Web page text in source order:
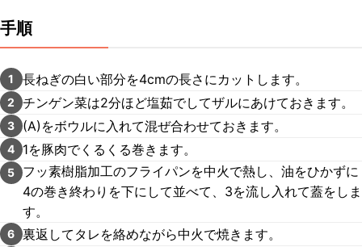
手順
1 長ねぎの白い部分を4cmの長さにカットします。
2 チンゲン菜は2分ほど塩茹でしてザルにあけておきます。
3 (A)をボウルに入れて混ぜ合わせておきます。
4 1を豚肉でくるくる巻きます。
5
フッ素樹脂加工のフライパンを中火で熱し、油をひかずに
4の巻き終わりを下にして並べて、3を流し入れて蓋をしま
す。
6 裏返してタレを絡めながら中火で焼きます。